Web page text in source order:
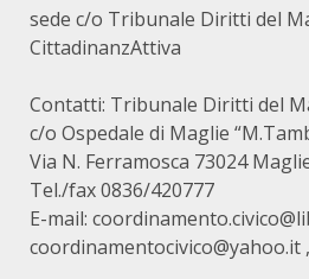
sede c/o Tribunale Diritti del
CittadinanzAttiva
Contatti: Tribunale Diritti del
c/o Ospedale di Maglie
Via N. Ferramosca 73024
Tel./fax 0836/420777
E-mail:
coordinamentocivico@yahoo.it ,